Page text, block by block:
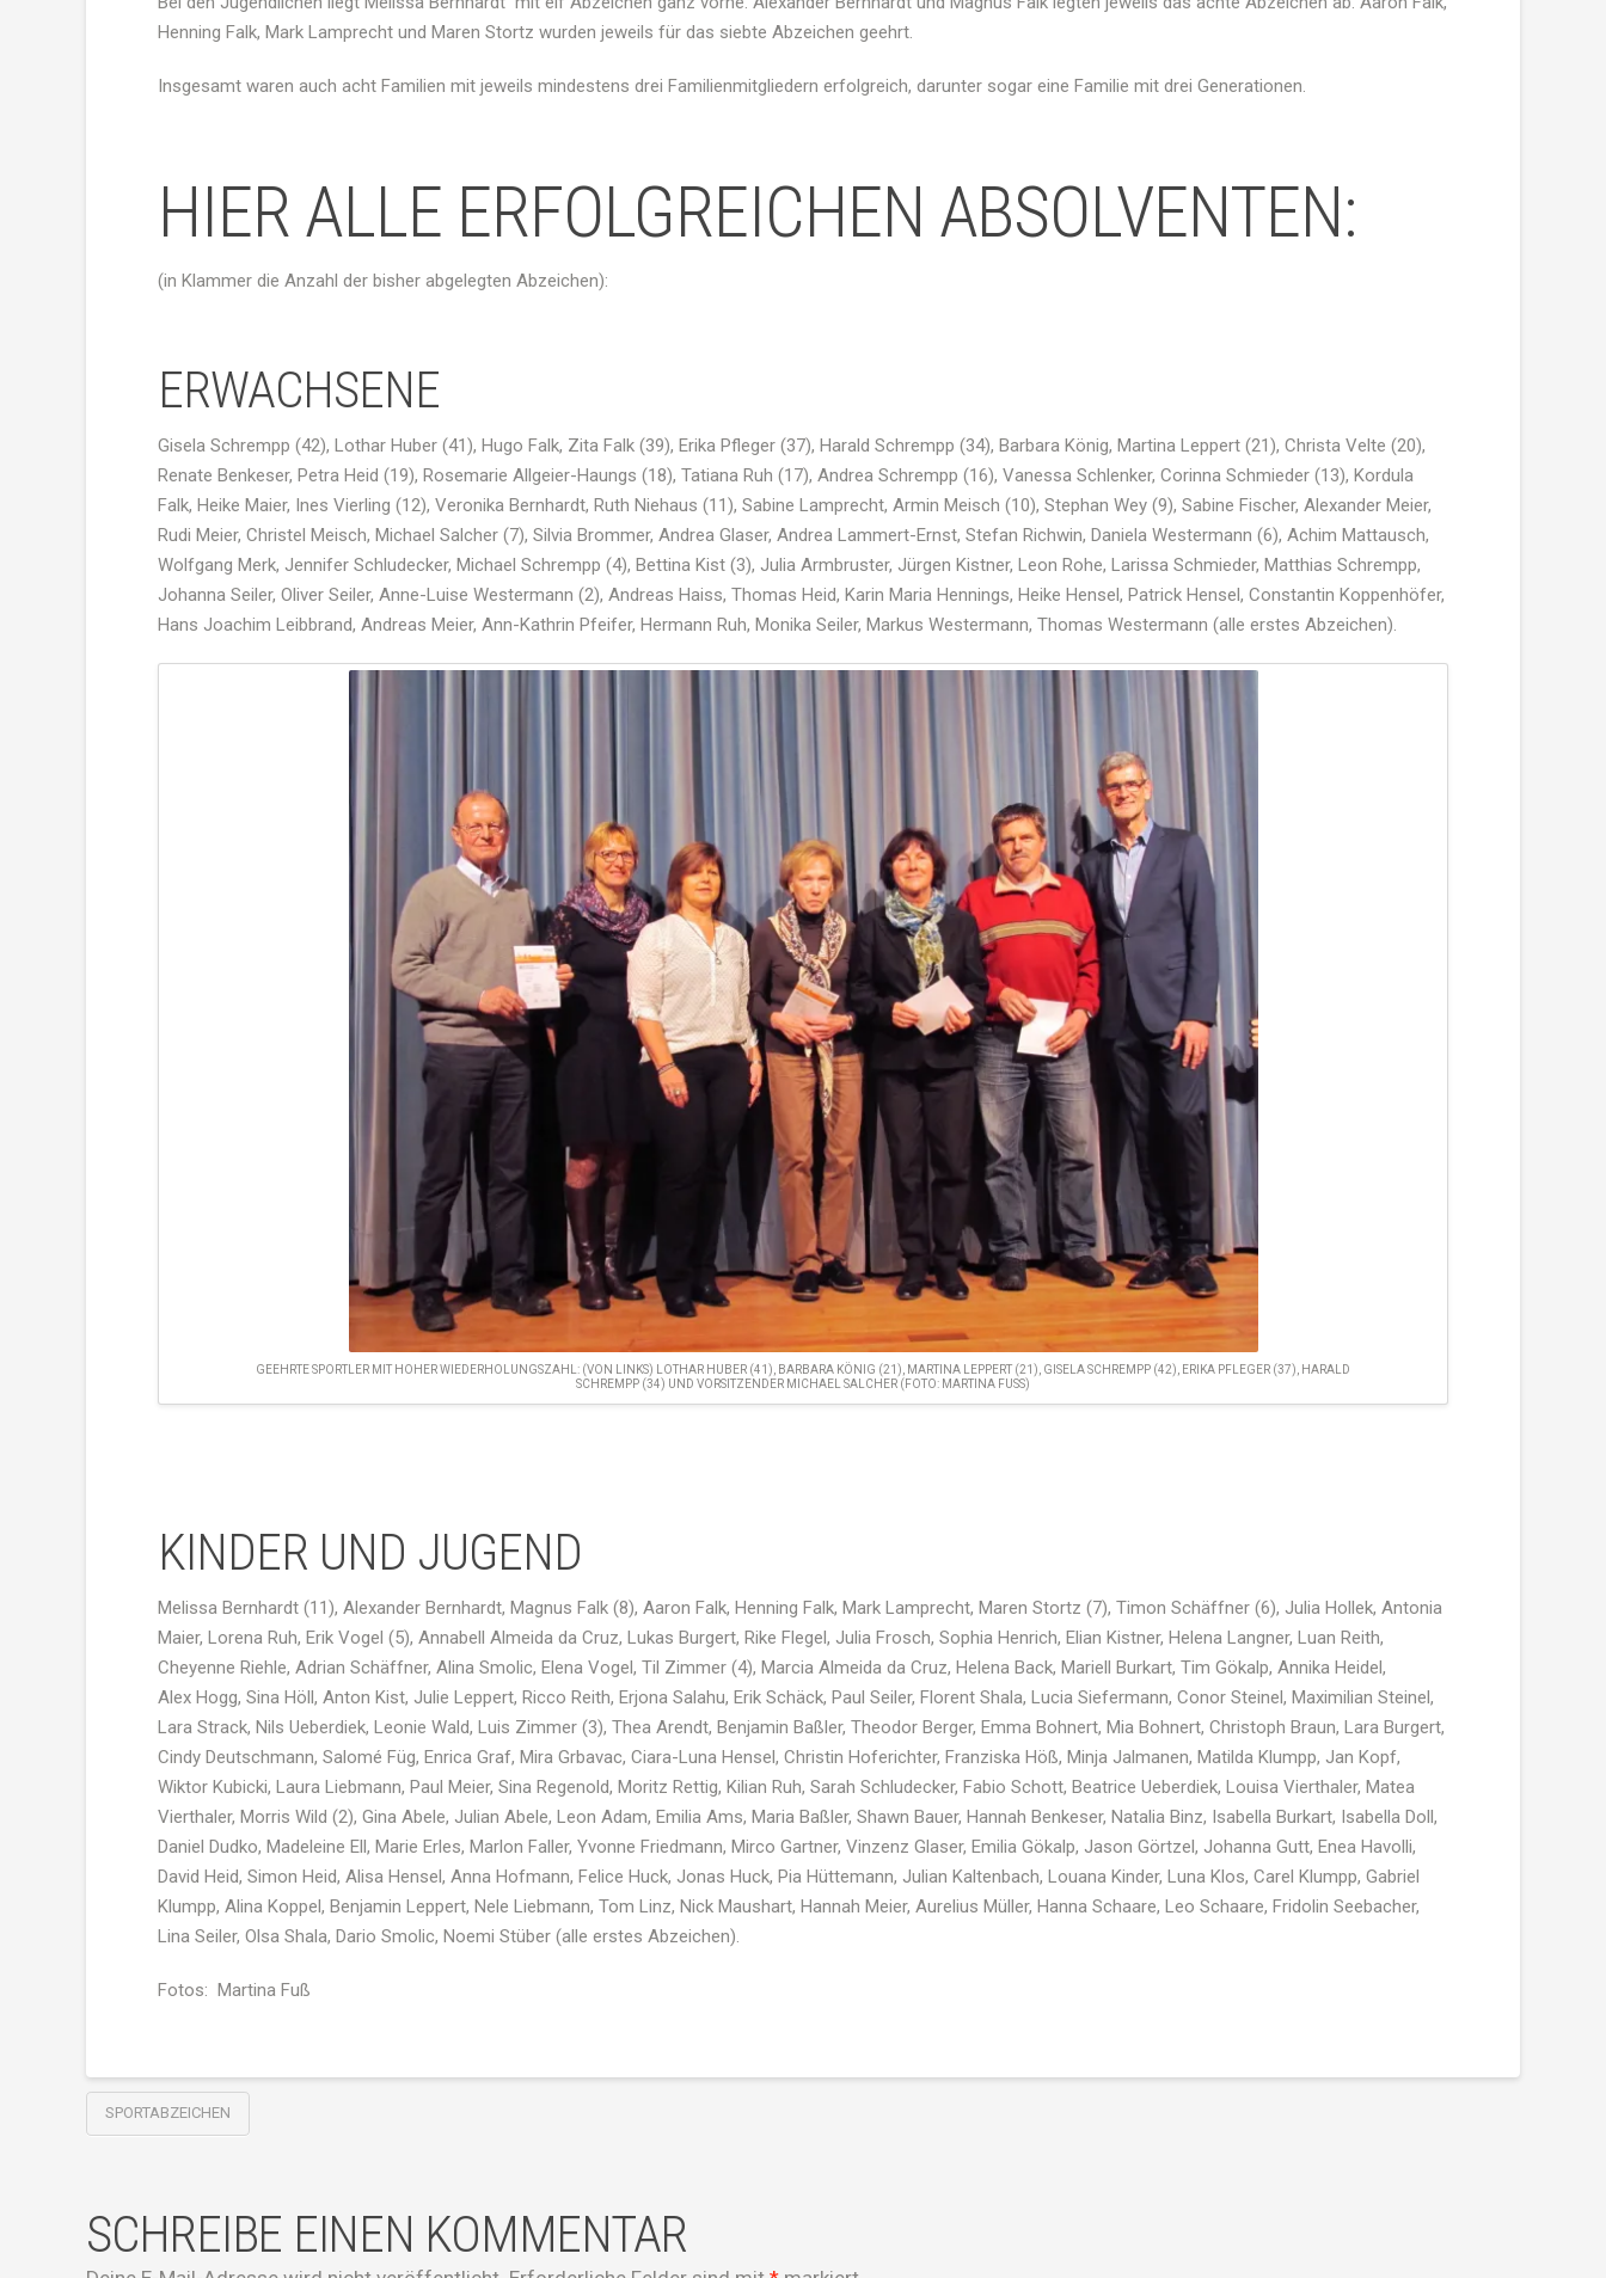
Henning Falk, Mark Lamprecht und Maren Stortz wurden jeweils für das siebte Abzeichen geehrt.
Insgesamt waren auch acht Familien mit jeweils mindestens drei Familienmitgliedern erfolgreich, darunter sogar eine Familie mit drei Generationen.
HIER ALLE ERFOLGREICHEN ABSOLVENTEN:
(in Klammer die Anzahl der bisher abgelegten Abzeichen):
ERWACHSENE
Gisela Schrempp (42), Lothar Huber (41), Hugo Falk, Zita Falk (39), Erika Pfleger (37), Harald Schrempp (34), Barbara König, Martina Leppert (21), Christa Velte (20),
Renate Benkeser, Petra Heid (19), Rosemarie Allgeier-Haungs (18), Tatiana Ruh (17), Andrea Schrempp (16), Vanessa Schlenker, Corinna Schmieder (13), Kordula
Falk, Heike Maier, Ines Vierling (12), Veronika Bernhardt, Ruth Niehaus (11), Sabine Lamprecht, Armin Meisch (10), Stephan Wey (9), Sabine Fischer, Alexander Meier,
Rudi Meier, Christel Meisch, Michael Salcher (7), Silvia Brommer, Andrea Glaser, Andrea Lammert-Ernst, Stefan Richwin, Daniela Westermann (6), Achim Mattausch,
Wolfgang Merk, Jennifer Schludecker, Michael Schrempp (4), Bettina Kist (3), Julia Armbruster, Jürgen Kistner, Leon Rohe, Larissa Schmieder, Matthias Schrempp,
Johanna Seiler, Oliver Seiler, Anne-Luise Westermann (2), Andreas Haiss, Thomas Heid, Karin Maria Hennings, Heike Hensel, Patrick Hensel, Constantin Koppenhöfer,
Hans Joachim Leibbrand, Andreas Meier, Ann-Kathrin Pfeifer, Hermann Ruh, Monika Seiler, Markus Westermann, Thomas Westermann (alle erstes Abzeichen).
GEEHRTE SPORTLER MIT HOHER WIEDERHOLUNGSZAHL: (VON LINKS) LOTHAR HUBER (41), BARBARA KÖNIG (21), MARTINA LEPPERT (21), GISELA SCHREMPP (42), ERIKA PFLEGER (37), HARALD
SCHREMPP (34) UND VORSITZENDER MICHAEL SALCHER (FOTO: MARTINA FUSS)
KINDER UND JUGEND
Melissa Bernhardt (11), Alexander Bernhardt, Magnus Falk (8), Aaron Falk, Henning Falk, Mark Lamprecht, Maren Stortz (7), Timon Schäffner (6), Julia Hollek, Antonia
Maier, Lorena Ruh, Erik Vogel (5), Annabell Almeida da Cruz, Lukas Burgert, Rike Flegel, Julia Frosch, Sophia Henrich, Elian Kistner, Helena Langner, Luan Reith,
Cheyenne Riehle, Adrian Schäffner, Alina Smolic, Elena Vogel, Til Zimmer (4), Marcia Almeida da Cruz, Helena Back, Mariell Burkart, Tim Gökalp, Annika Heidel,
Alex Hogg, Sina Höll, Anton Kist, Julie Leppert, Ricco Reith, Erjona Salahu, Erik Schäck, Paul Seiler, Florent Shala, Lucia Siefermann, Conor Steinel, Maximilian Steinel,
Lara Strack, Nils Ueberdiek, Leonie Wald, Luis Zimmer (3), Thea Arendt, Benjamin Baßler, Theodor Berger, Emma Bohnert, Mia Bohnert, Christoph Braun, Lara Burgert,
Cindy Deutschmann, Salomé Füg, Enrica Graf, Mira Grbavac, Ciara-Luna Hensel, Christin Hoferichter, Franziska Höß, Minja Jalmanen, Matilda Klumpp, Jan Kopf,
Wiktor Kubicki, Laura Liebmann, Paul Meier, Sina Regenold, Moritz Rettig, Kilian Ruh, Sarah Schludecker, Fabio Schott, Beatrice Ueberdiek, Louisa Vierthaler, Matea
Vierthaler, Morris Wild (2), Gina Abele, Julian Abele, Leon Adam, Emilia Ams, Maria Baßler, Shawn Bauer, Hannah Benkeser, Natalia Binz, Isabella Burkart, Isabella Doll,
Daniel Dudko, Madeleine Ell, Marie Erles, Marlon Faller, Yvonne Friedmann, Mirco Gartner, Vinzenz Glaser, Emilia Gökalp, Jason Görtzel, Johanna Gutt, Enea Havolli,
David Heid, Simon Heid, Alisa Hensel, Anna Hofmann, Felice Huck, Jonas Huck, Pia Hüttemann, Julian Kaltenbach, Louana Kinder, Luna Klos, Carel Klumpp, Gabriel
Klumpp, Alina Koppel, Benjamin Leppert, Nele Liebmann, Tom Linz, Nick Maushart, Hannah Meier, Aurelius Müller, Hanna Schaare, Leo Schaare, Fridolin Seebacher,
Lina Seiler, Olsa Shala, Dario Smolic, Noemi Stüber (alle erstes Abzeichen).
Fotos: Martina Fuß
SPORTABZEICHEN
SCHREIBE EINEN KOMMENTAR